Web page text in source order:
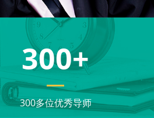
300+
300多位优秀导师